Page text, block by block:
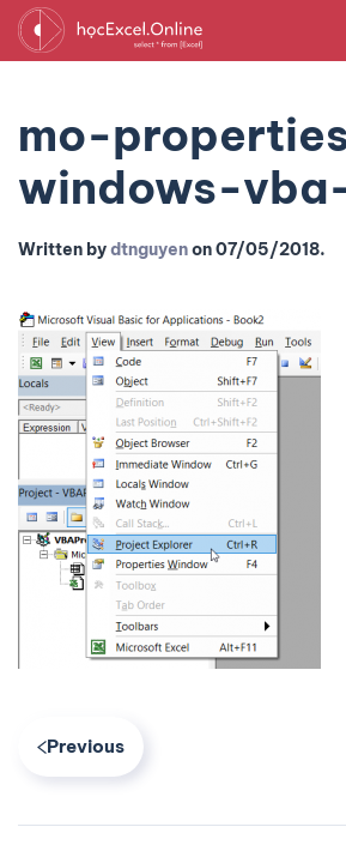
mo-
windows-
Written bydtnguyenon07/05/2018.
Previous